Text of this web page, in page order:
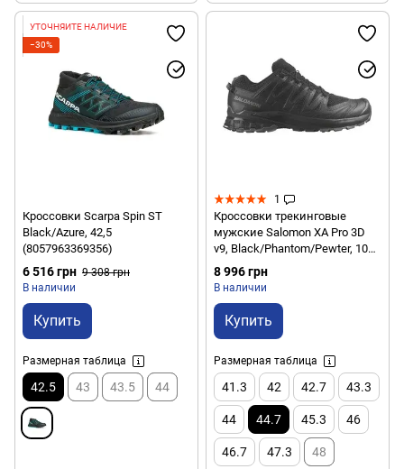
УТОЧНЯЙТЕ НАЛИЧИЕ
−30%
Кроссовки Scarpa Spin ST
Black/Azure, 42,5
(8057963369356)
6 516 грн 9 308 грн
В наличии
Купить
Размерная таблица
42.5 43 43.5 44
1
Кроссовки трекинговые
мужские Salomon XA Pro 3D
v9, Black/Phantom/Pewter, 10
(SLM 472718-10)
8 996 грн
В наличии
Купить
Размерная таблица
41.3 42 42.7 43.3
44 44.7 45.3 46
46.7 47.3 48